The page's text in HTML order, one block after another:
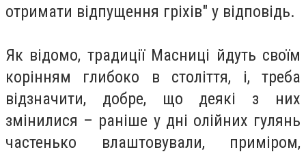
отримати відпущення гріхів" у відповідь.
Як відомо, традиції Масниці йдуть своїм
корінням глибоко в століття, і, треба
відзначити, добре, що деякі з них
змінилися – раніше у дні олійних гулянь
частенько влаштовували, приміром,